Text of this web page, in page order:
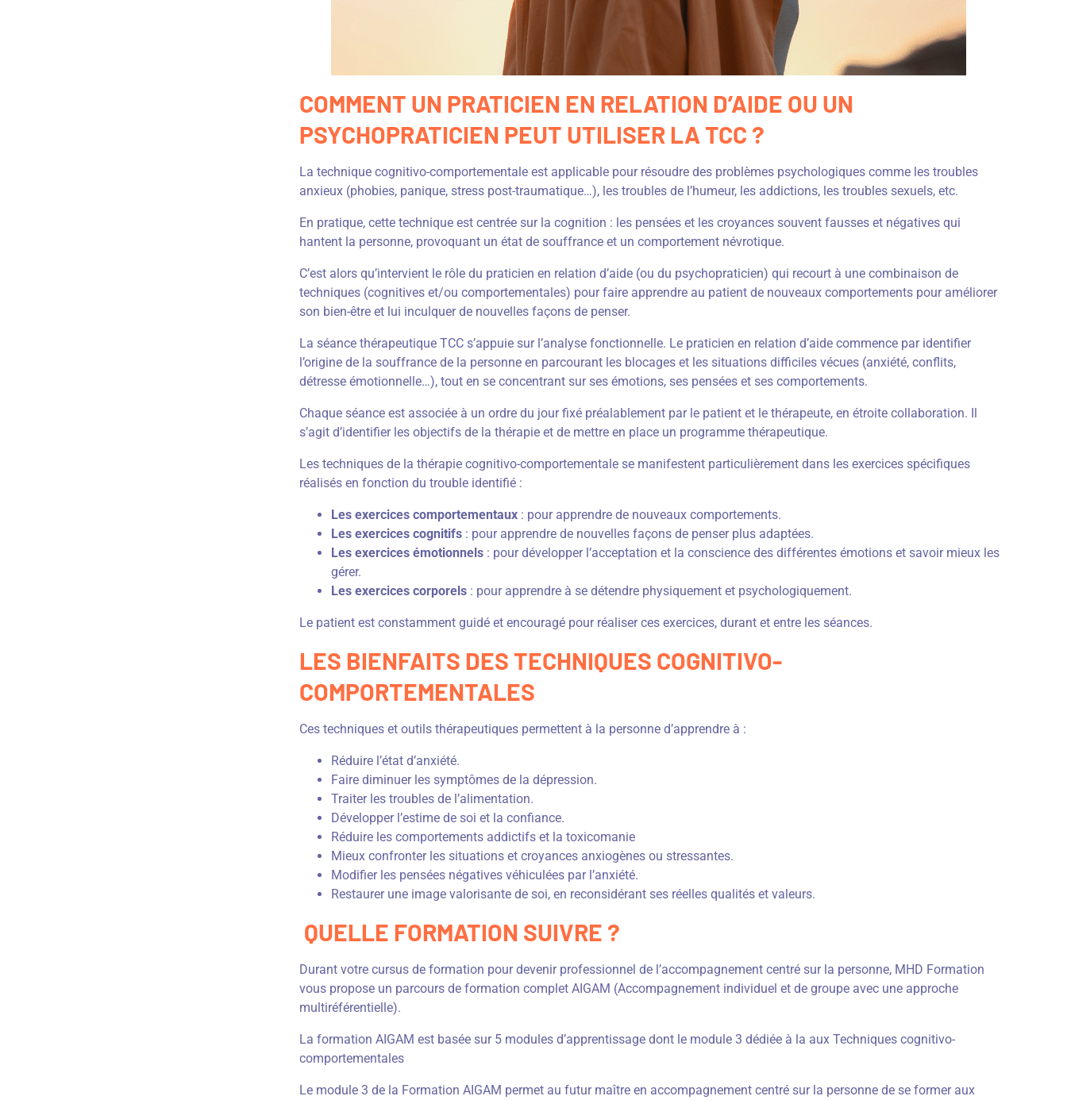
COMMENT UN PRATICIEN EN RELATION D’AIDE OU UN
PSYCHOPRATICIEN PEUT UTILISER LA TCC ?
La technique cognitivo-comportementale est applicable pour résoudre des problèmes psychologiques comme les troubles
anxieux (phobies, panique, stress post-traumatique…), les troubles de l’humeur, les addictions, les troubles sexuels, etc.
En pratique, cette technique est centrée sur la cognition : les pensées et les croyances souvent fausses et négatives qui
hantent la personne, provoquant un état de souffrance et un comportement névrotique.
C’est alors qu’intervient le rôle du praticien en relation d’aide (ou du psychopraticien) qui recourt à une combinaison de
techniques (cognitives et/ou comportementales) pour faire apprendre au patient de nouveaux comportements pour améliorer
son bien-être et lui inculquer de nouvelles façons de penser.
La séance thérapeutique TCC s’appuie sur l’analyse fonctionnelle. Le praticien en relation d’aide commence par identifier
l’origine de la souffrance de la personne en parcourant les blocages et les situations difficiles vécues (anxiété, conflits,
détresse émotionnelle…), tout en se concentrant sur ses émotions, ses pensées et ses comportements.
Chaque séance est associée à un ordre du jour fixé préalablement par le patient et le thérapeute, en étroite collaboration. Il
s’agit d’identifier les objectifs de la thérapie et de mettre en place un programme thérapeutique.
Les techniques de la thérapie cognitivo-comportementale se manifestent particulièrement dans les exercices spécifiques
réalisés en fonction du trouble identifié :
Les exercices comportementaux : pour apprendre de nouveaux comportements.
Les exercices cognitifs : pour apprendre de nouvelles façons de penser plus adaptées.
Les exercices émotionnels : pour développer l’acceptation et la conscience des différentes émotions et savoir mieux les
gérer.
Les exercices corporels : pour apprendre à se détendre physiquement et psychologiquement.
Le patient est constamment guidé et encouragé pour réaliser ces exercices, durant et entre les séances.
LES BIENFAITS DES TECHNIQUES COGNITIVO-
COMPORTEMENTALES
Ces techniques et outils thérapeutiques permettent à la personne d’apprendre à :
Réduire l’état d’anxiété.
Faire diminuer les symptômes de la dépression.
Traiter les troubles de l’alimentation.
Développer l’estime de soi et la confiance.
Réduire les comportements addictifs et la toxicomanie
Mieux confronter les situations et croyances anxiogènes ou stressantes.
Modifier les pensées négatives véhiculées par l’anxiété.
Restaurer une image valorisante de soi, en reconsidérant ses réelles qualités et valeurs.
QUELLE FORMATION SUIVRE ?
Durant votre cursus de formation pour devenir professionnel de l’accompagnement centré sur la personne, MHD Formation
vous propose un parcours de formation complet AIGAM (Accompagnement individuel et de groupe avec une approche
multiréférentielle).
La formation AIGAM est basée sur 5 modules d’apprentissage dont le module 3 dédiée à la aux Techniques cognitivo-
comportementales
Le module 3 de la Formation AIGAM permet au futur maître en accompagnement centré sur la personne de se former aux